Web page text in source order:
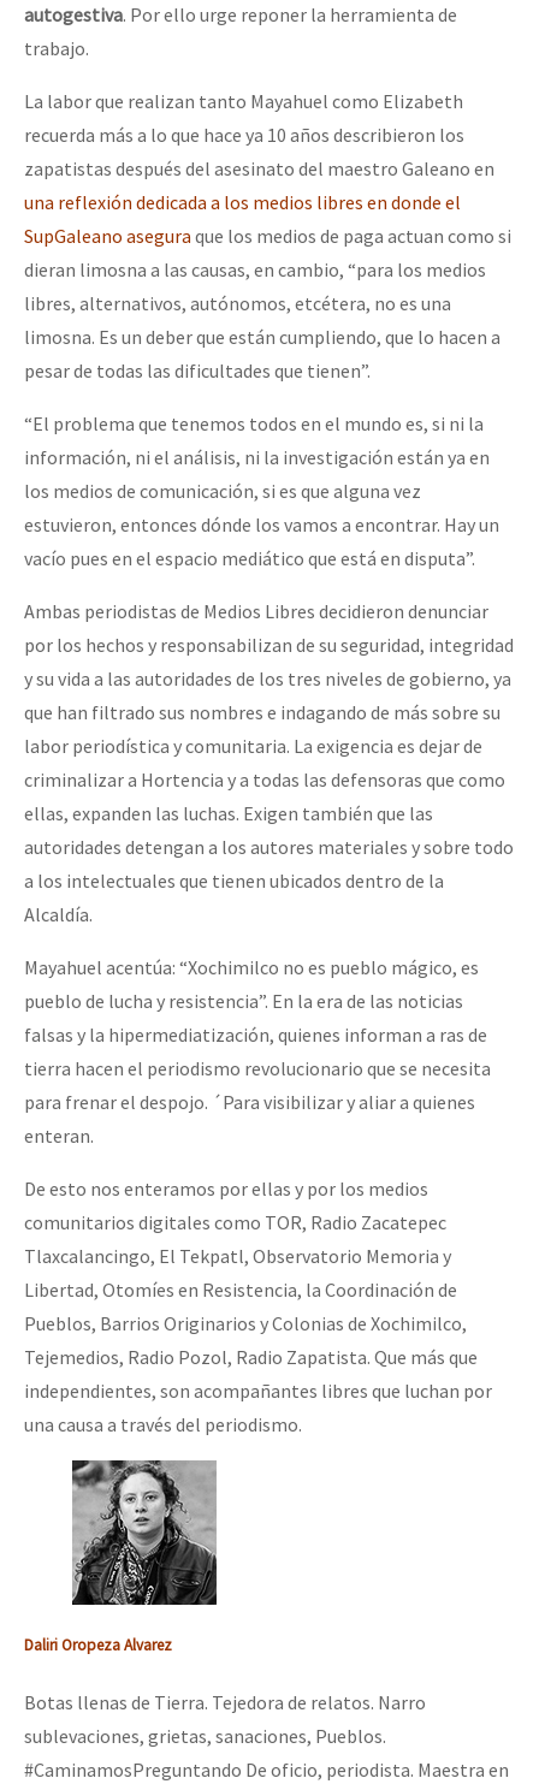
autogestiva. Por ello urge reponer la herramienta de
trabajo.
La labor que realizan tanto Mayahuel como Elizabeth
recuerda más a lo que hace ya 10 años describieron los
zapatistas después del asesinato del maestro Galeano en
una reflexión dedicada a los medios libres en donde el
SupGaleano asegura que los medios de paga actuan como si
dieran limosna a las causas, en cambio, “para los medios
libres, alternativos, autónomos, etcétera, no es una
limosna. Es un deber que están cumpliendo, que lo hacen a
pesar de todas las dificultades que tienen”.
“El problema que tenemos todos en el mundo es, si ni la
información, ni el análisis, ni la investigación están ya en
los medios de comunicación, si es que alguna vez
estuvieron, entonces dónde los vamos a encontrar. Hay un
vacío pues en el espacio mediático que está en disputa”.
Ambas periodistas de Medios Libres decidieron denunciar
por los hechos y responsabilizan de su seguridad, integridad
y su vida a las autoridades de los tres niveles de gobierno, ya
que han filtrado sus nombres e indagando de más sobre su
labor periodística y comunitaria. La exigencia es dejar de
criminalizar a Hortencia y a todas las defensoras que como
ellas, expanden las luchas. Exigen también que las
autoridades detengan a los autores materiales y sobre todo
a los intelectuales que tienen ubicados dentro de la
Alcaldía.
Mayahuel acentúa: “Xochimilco no es pueblo mágico, es
pueblo de lucha y resistencia”. En la era de las noticias
falsas y la hipermediatización, quienes informan a ras de
tierra hacen el periodismo revolucionario que se necesita
para frenar el despojo. ´Para visibilizar y aliar a quienes
enteran.
De esto nos enteramos por ellas y por los medios
comunitarios digitales como TOR, Radio Zacatepec
Tlaxcalancingo, El Tekpatl, Observatorio Memoria y
Libertad, Otomíes en Resistencia, la Coordinación de
Pueblos, Barrios Originarios y Colonias de Xochimilco,
Tejemedios, Radio Pozol, Radio Zapatista. Que más que
independientes, son acompañantes libres que luchan por
una causa a través del periodismo.
Daliri Oropeza Alvarez
Botas llenas de Tierra. Tejedora de relatos. Narro
sublevaciones, grietas, sanaciones, Pueblos.
#CaminamosPreguntando De oficio, periodista. Maestra en